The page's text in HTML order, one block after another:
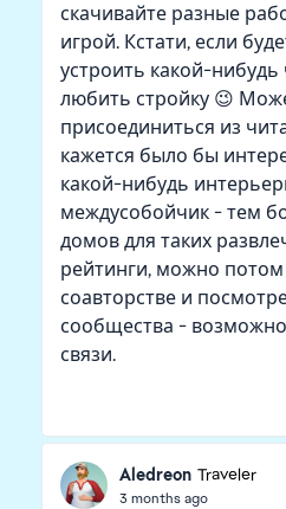
скачивайте разные
игрой. Кстати, если
устроить какой-
любить стройку 😉
присоединиться из
кажется было бы
какой-нибудь
междусобойчик - тем
домов для таких
рейтинги, можно
соавторстве и
сообщества - возможно
связи.
Aledreon Traveler
3 months ago